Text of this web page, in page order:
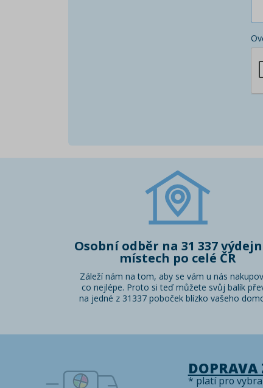
Osobní odběr na 31 337
místech po celé ČR
Záleží nám na tom, aby se vám u nás
co nejlépe. Proto si teď můžete svůj balík
na jedné z 31337 poboček blízko vašeho
* platí pro